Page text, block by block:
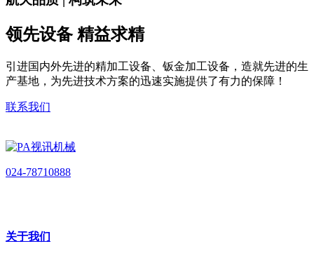
领先设备 精益求精
引进国内外先进的精加工设备、钣金加工设备，造就先进的生
产基地，为先进技术方案的迅速实施提供了有力的保障！
联系我们
024-78710888
关于我们